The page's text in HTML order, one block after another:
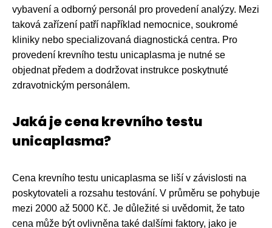
vybavení a odborný personál pro provedení analýzy. Mezi
taková zařízení patří například nemocnice, soukromé
kliniky nebo specializovaná diagnostická centra. Pro
provedení krevního testu unicaplasma je nutné se
objednat předem a dodržovat instrukce poskytnuté
zdravotnickým personálem.
Jaká je cena krevního testu
unicaplasma?
Cena krevního testu unicaplasma se liší v závislosti na
poskytovateli a rozsahu testování. V průměru se pohybuje
mezi 2000 až 5000 Kč. Je důležité si uvědomit, že tato
cena může být ovlivněna také dalšími faktory, jako je